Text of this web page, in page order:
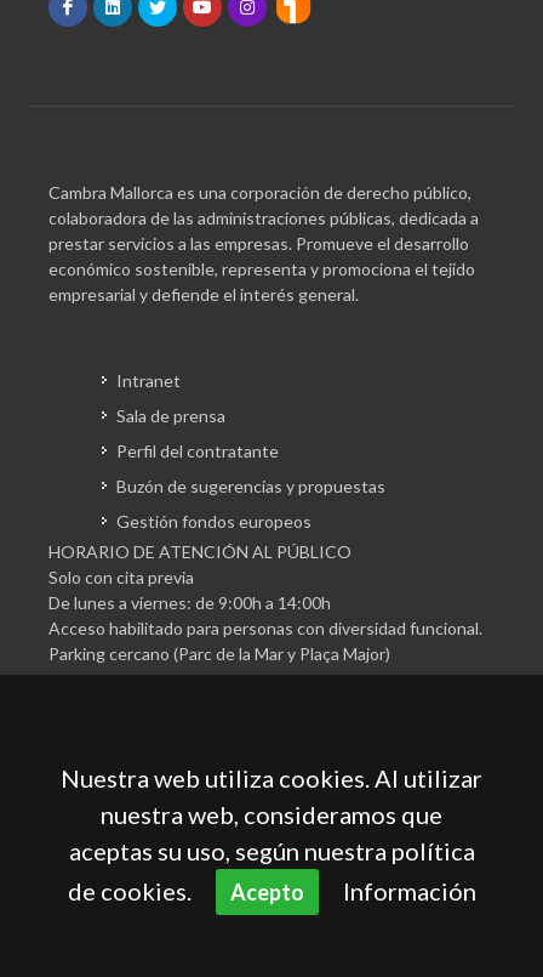
Cambra Mallorca es una corporación de derecho público,
colaboradora de las administraciones públicas, dedicada a
prestar servicios a las empresas. Promueve el desarrollo
económico sostenible, representa y promociona el tejido
empresarial y defiende el interés general.
Intranet
Sala de prensa
Perfil del contratante
Buzón de sugerencias y propuestas
Gestión fondos europeos
HORARIO DE ATENCIÓN AL PÚBLICO
Solo con cita previa
De lunes a viernes: de 9:00h a 14:00h
Acceso habilitado para personas con diversidad funcional.
Parking cercano (Parc de la Mar y Plaça Major)
Cámara Oficial de Comercio, Industria, Servicios y
Navegación de Mallorca
Política de privacidad
Nuestra web utiliza cookies. Al utilizar
nuestra web, consideramos que
aceptas su uso, según nuestra política
de cookies.
Acepto Información